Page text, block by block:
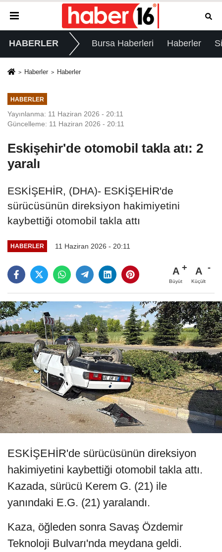
HABERLER Bursa Haberleri Haberler
Haberler Haberler
HABERLER
Yayınlanma: 11 Haziran 2026 - 20:11
Güncelleme: 11 Haziran 2026 - 20:11
Eskişehir'de otomobil takla atı: 2
yaralı
ESKİŞEHİR, (DHA)- ESKİŞEHİR'de
sürücüsünün direksiyon hakimiyetini
kaybettiği otomobil takla attı
HABERLER 11 Haziran 2026 - 20:11
A
Büyüt
A
Küçült
ESKİŞEHİR'de sürücüsünün direksiyon
hakimiyetini kaybettiği otomobil takla attı.
Kazada, sürücü Kerem G. (21) ile
yanındaki E.G. (21) yaralandı.
Kaza, öğleden sonra Savaş Özdemir
Teknoloji Bulvarı'nda meydana geldi.